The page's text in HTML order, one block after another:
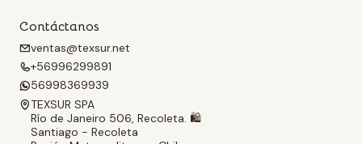
Contáctanos
ventas@texsur.net
+56996299891
56998369939
TEXSUR SPA
Río de Janeiro 506, Recoleta. 🛍️
Santiago - Recoleta